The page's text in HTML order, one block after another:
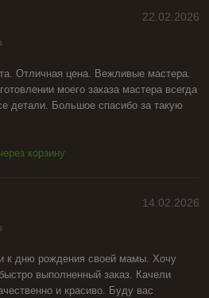
22.02.2026
Отличная цена. Вежливые мастера.
моего заказа мастера всегда
детали. Большое спасибо за такую
корзину
14.02.2026
к дню рождения своей мамы. Хочу
выполненный заказ. Качели
и красиво. Буду вас